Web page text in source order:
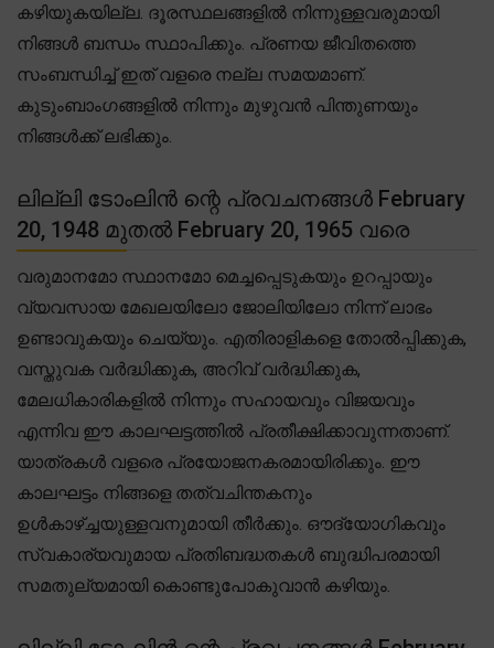
കഴിയുകയില്ല. ദൂരസ്ഥലങ്ങളിൽ നിന്നുള്ളവരുമായി
നിങ്ങൾ ബന്ധം സ്ഥാപിക്കും. പ്രണയ ജീവിതത്തെ
സംബന്ധിച്ച് ഇത് വളരെ നല്ല സമയമാണ്.
കുടുംബാംഗങ്ങളിൽ നിന്നും മുഴുവൻ പിന്തുണയും
നിങ്ങൾക്ക് ലഭിക്കും.
ലില്ലി ടോംലിൻ ന്റെ പ്രവചനങ്ങൾ February
20, 1948 മുതൽ February 20, 1965 വരെ
വരുമാനമോ സ്ഥാനമോ മെച്ചപ്പെടുകയും ഉറപ്പായും
വ്യവസായ മേഖലയിലോ ജോലിയിലോ നിന്ന് ലാഭം
ഉണ്ടാവുകയും ചെയ്യും. എതിരാളികളെ തോൽപ്പിക്കുക,
വസ്തുവക വർദ്ധിക്കുക, അറിവ് വർദ്ധിക്കുക,
മേലധികാരികളിൽ നിന്നും സഹായവും വിജയവും
എന്നിവ ഈ കാലഘട്ടത്തിൽ പ്രതീക്ഷിക്കാവുന്നതാണ്.
യാത്രകൾ വളരെ പ്രയോജനകരമായിരിക്കും. ഈ
കാലഘട്ടം നിങ്ങളെ തത്വചിന്തകനും
ഉൾകാഴ്ച്ചയുള്ളവനുമായി തീർക്കും. ഔദ്യോഗികവും
സ്വകാര്യവുമായ പ്രതിബദ്ധതകൾ ബുദ്ധിപരമായി
സമതുല്യമായി കൊണ്ടുപോകുവാൻ കഴിയും.